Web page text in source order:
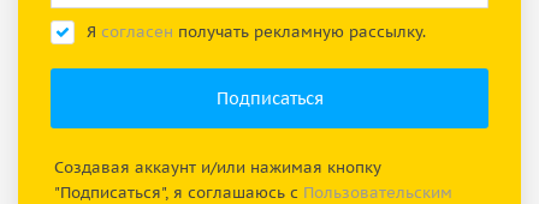
Я согласен получать рекламную рассылку.
Создавая аккаунт и/или нажимая кнопку
"Подписаться", я соглашаюсь с Пользовательским